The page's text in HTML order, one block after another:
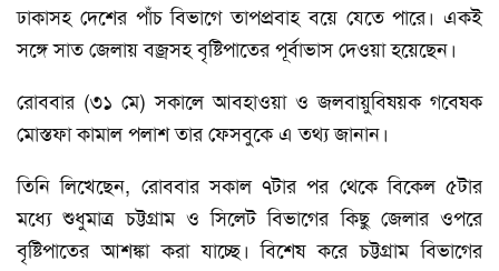
ঢাকাসহ দেশের পাঁচ বিভাগে তাপপ্রবাহ বয়ে যেতে পারে। একই
সঙ্গে সাত জেলায় বজ্রসহ বৃষ্টিপাতের পূর্বাভাস দেওয়া হয়েছেন।
রোববার (৩১ মে) সকালে আবহাওয়া ও জলবায়ুবিষয়ক গবেষক
মোস্তফা কামাল পলাশ তার ফেসবুকে এ তথ্য জানান।
তিনি লিখেছেন, রোববার সকাল ৭টার পর থেকে বিকেল ৫টার
মধ্যে শুধুমাত্র চট্টগ্রাম ও সিলেট বিভাগের কিছু জেলার ওপরে
বৃষ্টিপাতের আশঙ্কা করা যাচ্ছে। বিশেষ করে চট্টগ্রাম বিভাগের